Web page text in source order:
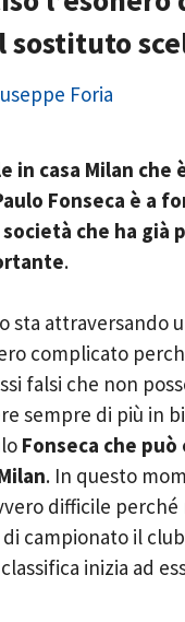
sostituto
Foria
in casa Milan che
Fonseca è a
che ha già
.
sta attraversando
complicato
falsi che non
sempre di più in
Fonseca che può
. In questo
difficile perché
campionato il
inizia ad